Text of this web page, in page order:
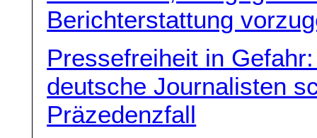
Berichterstattung
Pressefreiheit in
deutsche Journalisten
Präzedenzfall